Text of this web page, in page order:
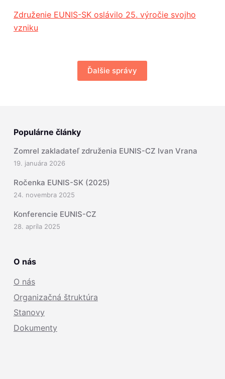
Združenie EUNIS-SK oslávilo 25. výročie svojho
vzniku
Ďalšie správy
Populárne články
Zomrel zakladateľ združenia EUNIS-CZ Ivan Vrana
19. januára 2026
Ročenka EUNIS-SK (2025)
24. novembra 2025
Konferencie EUNIS-CZ
28. apríla 2025
O nás
O nás
Organizačná štruktúra
Stanovy
Dokumenty